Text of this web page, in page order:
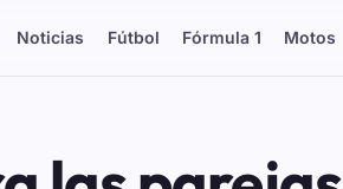
Noticias Fútbol Fórmula 1 Motos